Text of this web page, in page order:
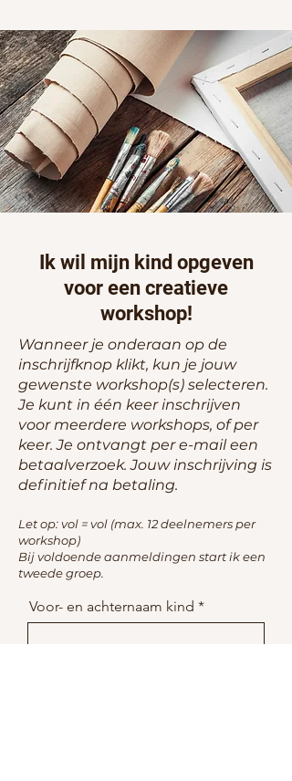
Ik wil mijn kind opgeven
voor een creatieve
workshop!
Wanneer je onderaan op de
inschrijfknop klikt, kun je jouw
gewenste workshop(s) selecteren.
Je kunt in één keer inschrijven
voor meerdere workshops, of per
keer. Je ontvangt per e-mail een
betaalverzoek. Jouw inschrijving is
definitief na betaling.
Let op: vol = vol (max. 12 deelnemers per
workshop)
Bij voldoende aanmeldingen start ik een
tweede groep.
Voor- en achternaam kind